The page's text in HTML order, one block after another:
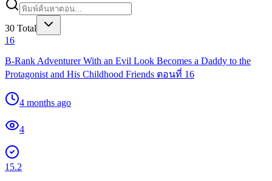
30 Total
16
B-Rank Adventurer With an Evil Look Becomes a Daddy to the
Protagonist and His Childhood Friends ตอนที่ 16
4 months ago
4
15.2